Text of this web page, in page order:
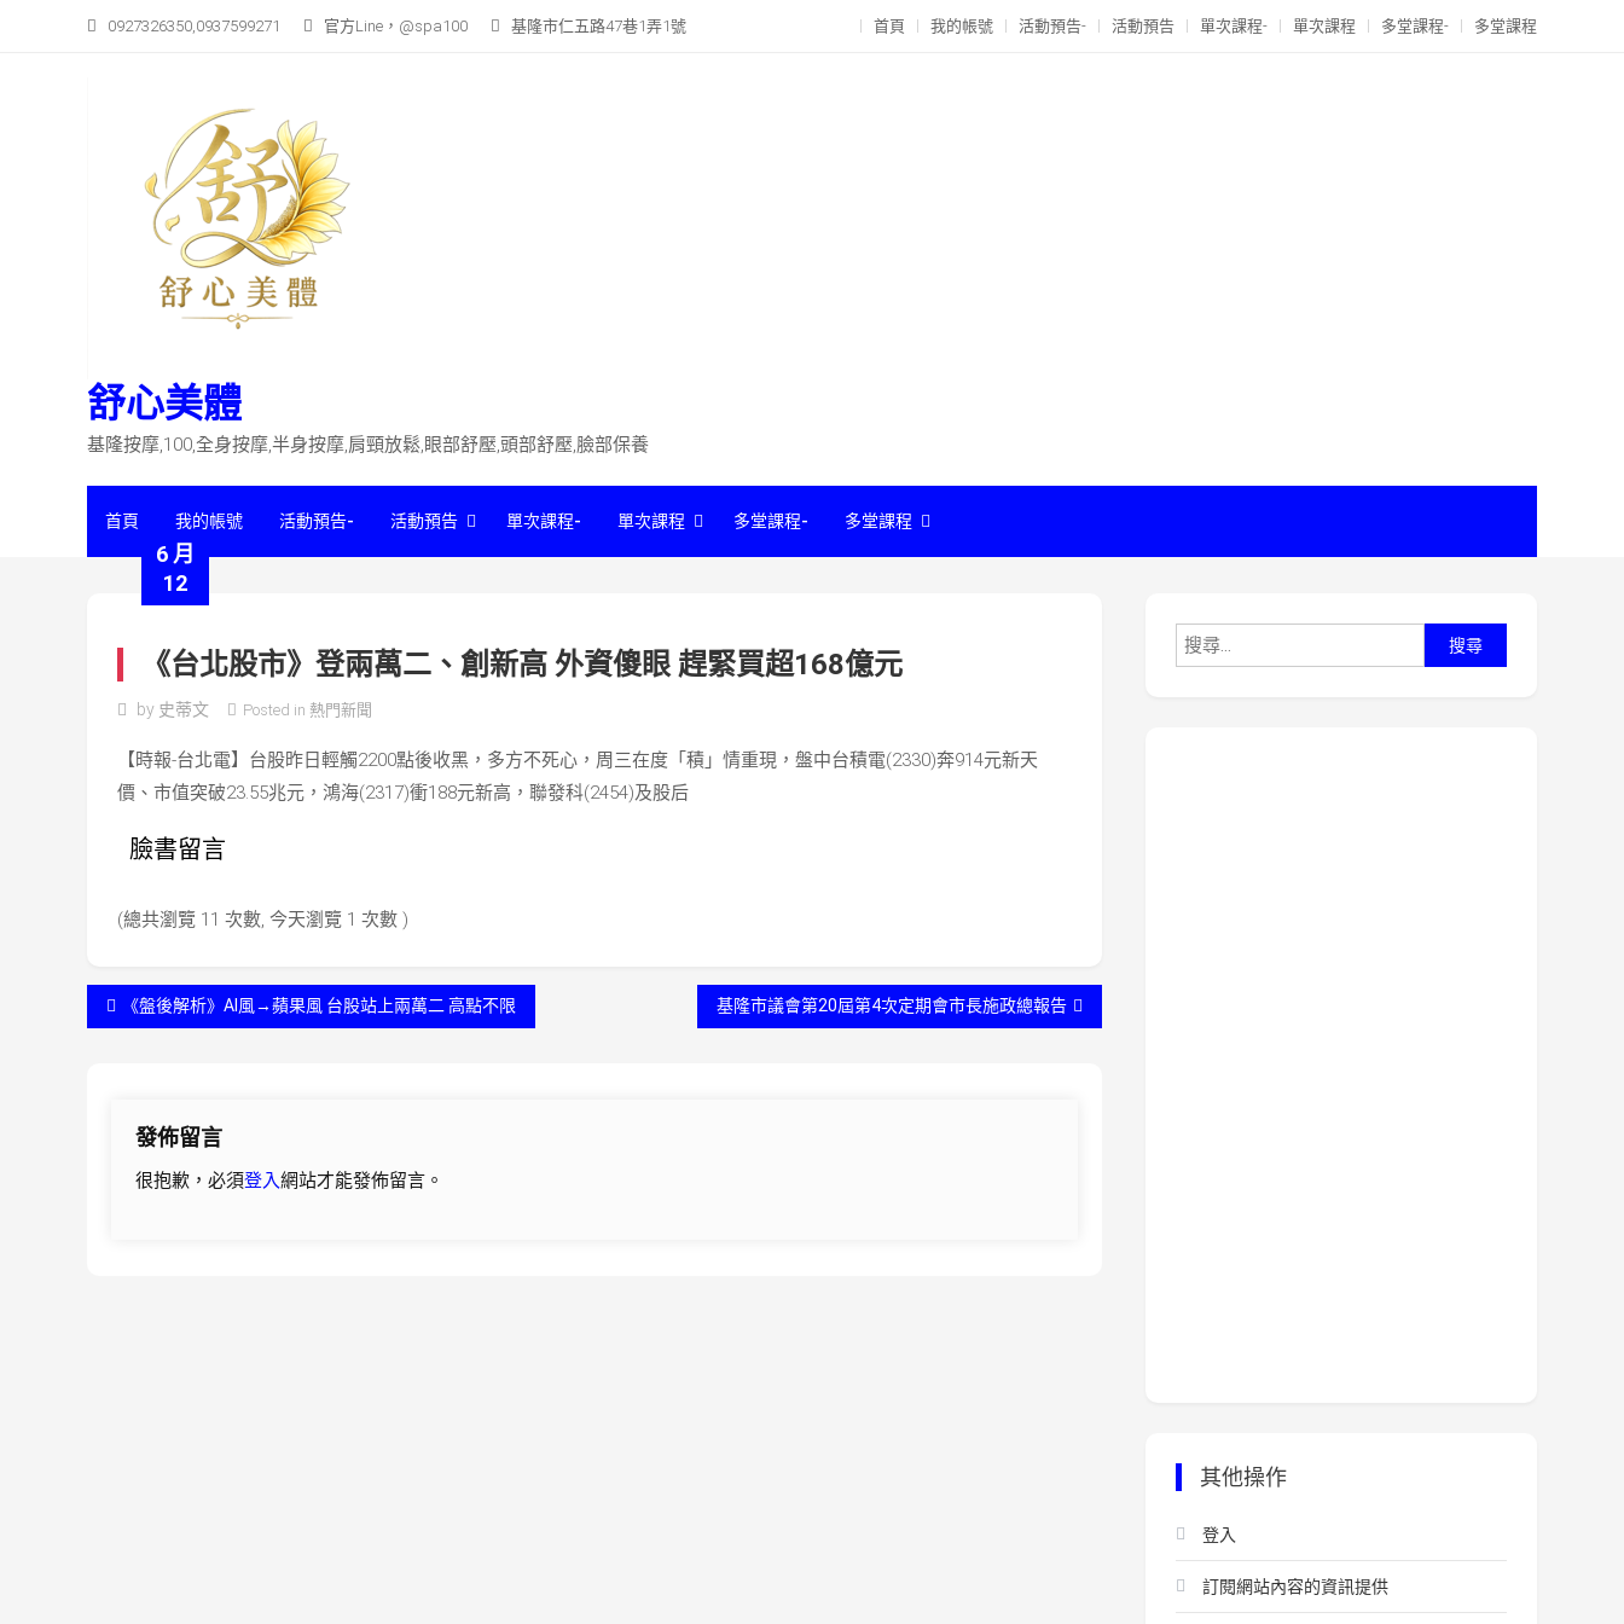
0927326350,0937599271 官方Line，@spa100 基隆市仁五路47巷1弄1號 首頁 我的帳號 活動預告- 活動預告 單次課程- 單次課程 多堂課程- 多堂課程
舒心美體
基隆按摩,100,全身按摩,半身按摩,肩頸放鬆,眼部舒壓,頭部舒壓,臉部保養
首頁 我的帳號 活動預告- 活動預告 單次課程- 單次課程 多堂課程- 多堂課程
6 月
12
《台北股市》登兩萬二、創新高 外資傻眼 趕緊買超168億元
by 史蒂文 Posted in 熱門新聞
【時報-台北電】台股昨日輕觸2200點後收黑，多方不死心，周三在度「積」情重現，盤中台積電(2330)奔914元新天
價、市值突破23.55兆元，鴻海(2317)衝188元新高，聯發科(2454)及股后
臉書留言
(總共瀏覽 11 次數, 今天瀏覽 1 次數 )
文
《盤後解析》AI風→蘋果風 台股站上兩萬二 高點不限 基隆市議會第20屆第4次定期會市長施政總報告
發佈留言
很抱歉，必須登入網站才能發佈留言。
尋
其他操作
登入
訂閱網站內容的資訊提供